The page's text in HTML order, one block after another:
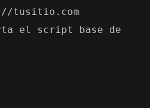
tusitio.com
el script base de